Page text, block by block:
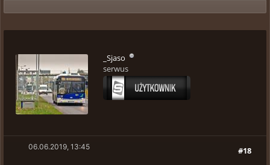
_Sjaso
serwus
#18
06.06.2019, 13:45